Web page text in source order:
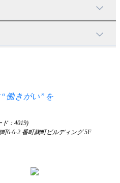
覧
求
働きがい”を
：4019)
6-6-2 番町麹町ビルディング 5F